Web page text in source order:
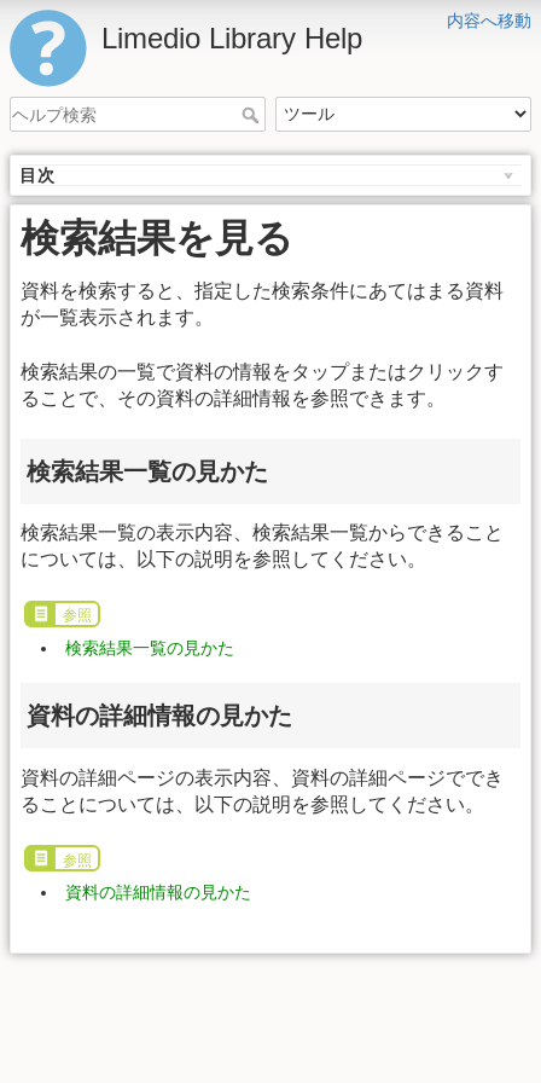
内容へ移動
Limedio Library Help
目次
検索結果を見る
資料を検索すると、指定した検索条件にあてはまる資料
が一覧表示されます。
検索結果の一覧で資料の情報をタップまたはクリックす
ることで、その資料の詳細情報を参照できます。
検索結果一覧の見かた
検索結果一覧の表示内容、検索結果一覧からできること
については、以下の説明を参照してください。
参照
検索結果一覧の見かた
資料の詳細情報の見かた
資料の詳細ページの表示内容、資料の詳細ページででき
ることについては、以下の説明を参照してください。
参照
資料の詳細情報の見かた